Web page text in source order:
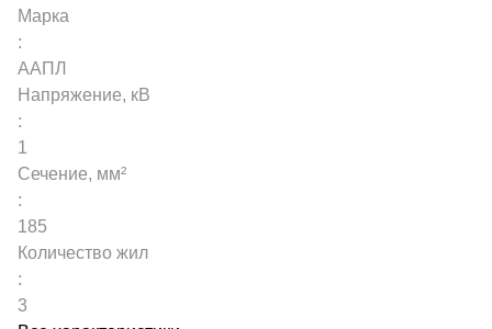
Марка
:
ААПЛ
Напряжение, кВ
:
1
Сечение, мм²
:
185
Количество жил
:
3